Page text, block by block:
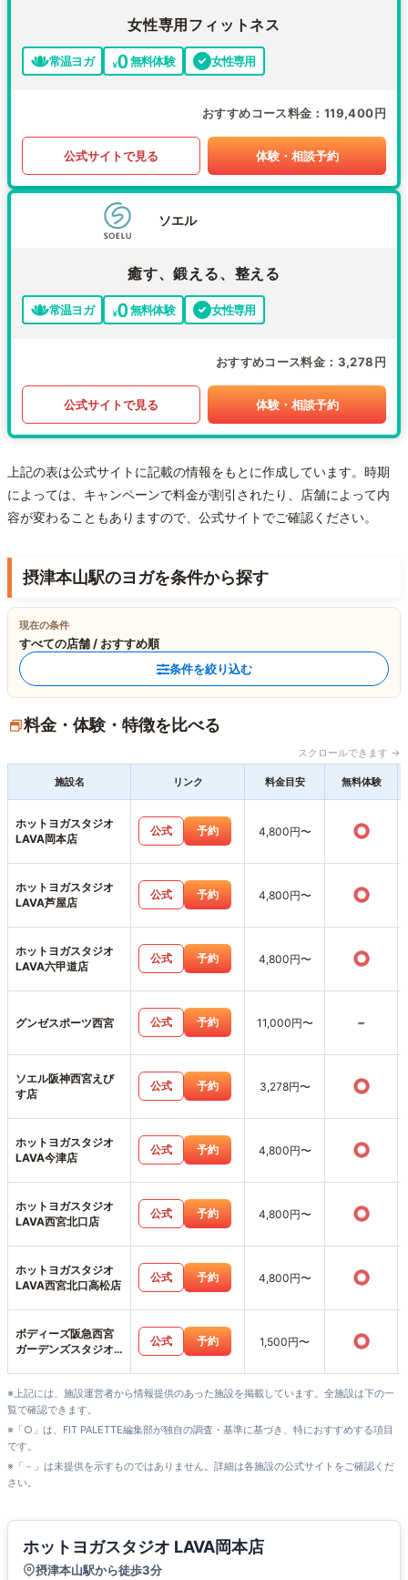
女性専用フィットネス
常温ヨガ 無料体験 女性専用
おすすめコース料金 119,400円
公式サイトで見る 体験・相談予約
ソエル
癒す、鍛える、整える
常温ヨガ 無料体験 女性専用
おすすめコース料金 3,278円
公式サイトで見る 体験・相談予約
上記の表は公式サイトに記載の情報をもとに作成しています。時期
によっては、キャンペーンで料金が割引されたり、店舗によって内
容が変わることもありますので、公式サイトでご確認ください。
摂津本山駅のヨガを条件から探す
現在の条件
すべての店舗 / おすすめ順
条件を絞り込む
料金・体験・特徴を比べる
スクロールできます →
施設名 リンク 料金目安 無料体験
ホットヨガスタジオ
LAVA岡本店
公式 予約 4,800円〜 ○
ホットヨガスタジオ
LAVA芦屋店
公式 予約 4,800円〜 ○
ホットヨガスタジオ
LAVA六甲道店
公式 予約 4,800円〜 ○
グンゼスポーツ西宮 公式 予約 11,000円〜 -
ソエル阪神西宮えび
す店
公式 予約 3,278円〜 ○
ホットヨガスタジオ
LAVA今津店
公式 予約 4,800円〜 ○
ホットヨガスタジオ
LAVA西宮北口店
公式 予約 4,800円〜 ○
ホットヨガスタジオ
LAVA西宮北口高松店
公式 予約 4,800円〜 ○
ボディーズ阪急西宮
ガーデンズスタジオ
公式 予約 1,500円〜 ○
※上記には、施設運営者から情報提供のあった施設を掲載しています。全施設は下の一
覧で確認できます。
※「○」は、FIT PALETTE編集部が独自の調査・基準に基づき、特におすすめする項目
です。
※「－」は未提供を示すものではありません。詳細は各施設の公式サイトをご確認くだ
さい。
ホットヨガスタジオ LAVA岡本店
摂津本山駅から徒歩3分